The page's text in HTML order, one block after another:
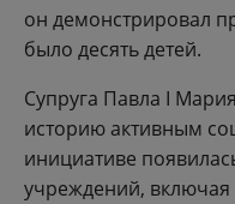
он демонстрировал
было десять детей.
Супруга Павла I
историю активным
инициативе
учреждений,